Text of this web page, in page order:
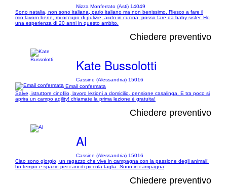
Nizza Monferrato (Asti) 14049
Sono natalia, non sono italiana, parlo italiano ma non benissimo. Riesco a fare il
mio lavoro bene, mi occupo di pulizie, aiuto in cucina, posso fare da baby sister. Ho
una esperienza di 20 anni in questo ambito.
Chiedere preventivo
Kate Bussolotti
Cassine (Alessandria) 15016
Email confermata
Salve, istruttore cinofilo, lavoro lezioni a domicilio, pensione casalinga. E tra poco si
aprira un campo agility! chiamate la prima lezione è gratuita!
Chiedere preventivo
Al
Cassine (Alessandria) 15016
Ciao sono giorgio, un ragazzo che vive in campagna con la passione degli animali!
ho tempo e spazio per cani di piccola taglia. Sono in campagna
Chiedere preventivo